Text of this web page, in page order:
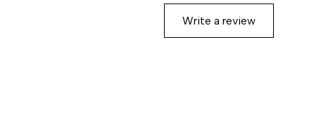
Write a review